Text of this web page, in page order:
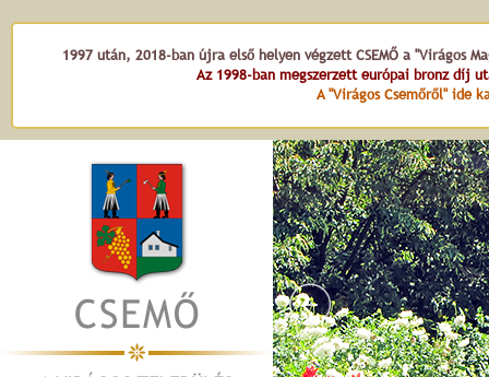
1997 után, 2018-ban újra első helyen végzett CSEMŐ a "Virágos
Az 1998-ban megszerzett európai bronz díj
A "Virágos Csemőről" ide
Dózsa György tér